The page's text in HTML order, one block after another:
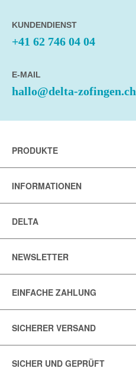
KUNDENDIENST
+41 62 746 04 04
E-MAIL
hallo@delta-zofingen.ch
PRODUKTE
INFORMATIONEN
DELTA
NEWSLETTER
EINFACHE ZAHLUNG
SICHERER VERSAND
SICHER UND GEPRÜFT